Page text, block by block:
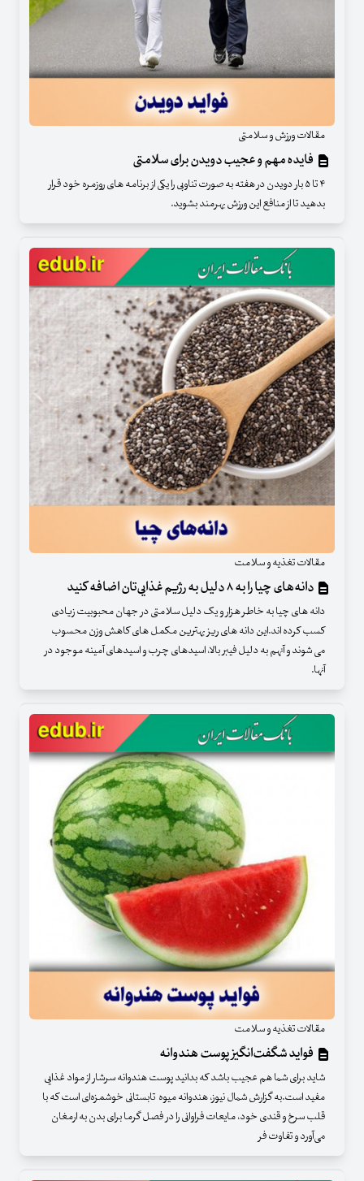
مقالات ورزش و سلامتی
فایده مهم و عجیب دویدن برای سلامتی
۴ تا ۵ بار دویدن در هفته به صورت تناوبی را یکی از برنامه های روزمره خود قرار
بدهید تا از منافع این ورزش بهرمند بشوید.
مقالات تغذیه و سلامت
دانه‌های چیا را به ۸ دلیل به رژیم غذایی‌تان اضافه کنید
دانه های چیا به خاطر هزار و یک دلیل سلامتی در جهان محبوبیت زیادی
کسب کرده اند.این دانه های ریز بهترین مکمل های کاهش وزن محسوب
می شوند و آنهم به دلیل فیبر بالا، اسیدهای چرب و اسیدهای آمینه موجود در
آنها.
مقالات تغذیه و سلامت
فواید شگفت‌انگیز پوست هندوانه
شاید برای شما هم عجیب باشد که بدانید پوست هندوانه سرشار از مواد غذایی
مفید است.به گزارش شمال نیوز، هندوانه میوه‌ تابستانی خوشمزه‌ای است که با
قلب سرخ و قندی خود، مایعات فراوانی را در فصل گرما برای بدن به ارمغان
می‌آورد و تفاوت فر